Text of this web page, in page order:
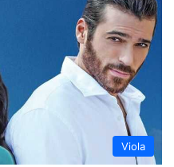
Viola